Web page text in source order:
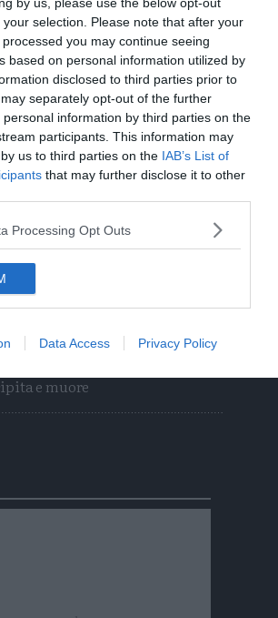
selection. Please note that after your
you may continue seeing
based on personal information utilized by
disclosed to third parties prior to
separately opt-out of the further
information by third parties on the
participants. This information may
us to third parties on the IAB’s List of
that may further disclose it to other
Processing Opt Outs
Data Access Privacy Policy
al lago glaciale del Sorapiss:
ci entra anche col sup
bimbo e papà recuperati
a 8 metri di profondità
venerdì un calo delle temperature
i temporali
di Trento
Mattia Maestri: aveva 13 anni, in
dal 2017 dopo un formaggio
e muore